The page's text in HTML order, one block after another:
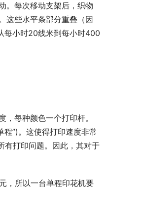
。每次移动支架后，织物
这些水平条部分重叠（因
每小时20线米到每小时400
每种颜色一个打印杆。
”)。这使得打印速度非常
有打印问题。因此，其对于
，所以一台单程印花机要